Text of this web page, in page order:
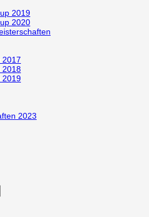
2019
2020
2017
2018
2019
2023